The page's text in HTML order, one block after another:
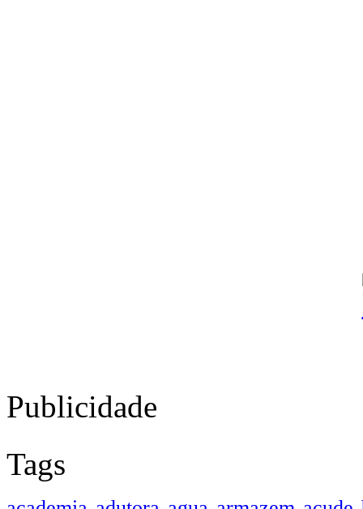
Publicidade
Tags